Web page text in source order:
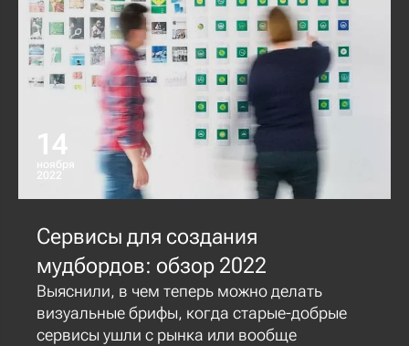
14
ноября
2022
Сервисы для создания
мудбордов: обзор 2022
Выяснили, в чем теперь можно делать
визуальные брифы, когда старые-добрые
сервисы ушли с рынка или вообще